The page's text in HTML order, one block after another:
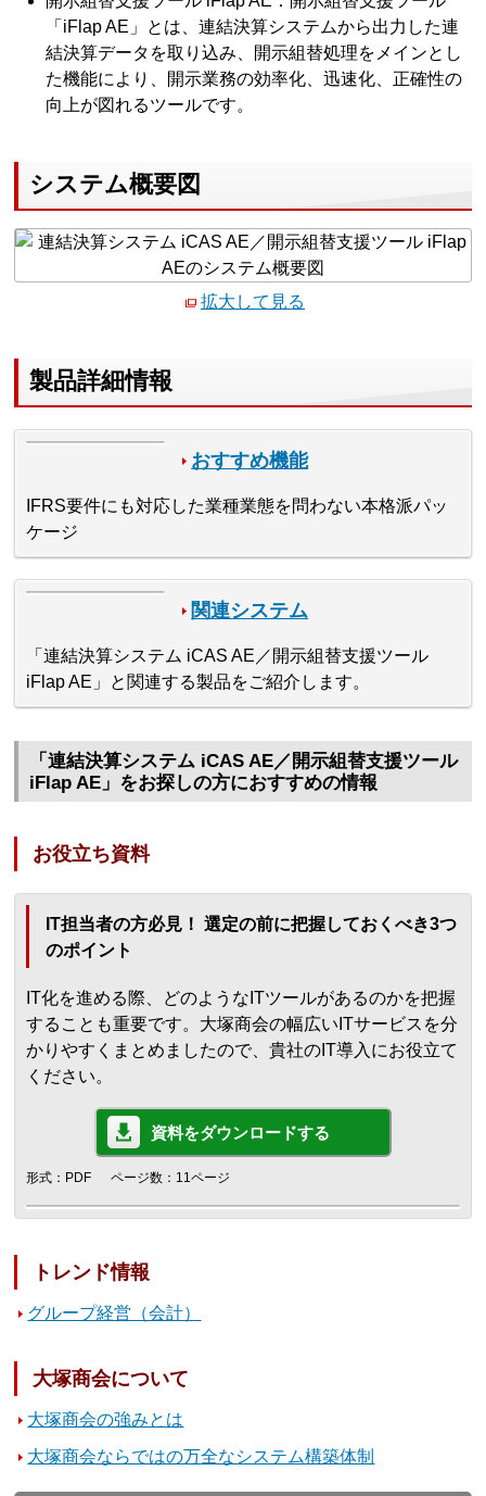
「iFlap AE」とは、連結決算システムから出力した連
結決算データを取り込み、開示組替処理をメインとし
た機能により、開示業務の効率化、迅速化、正確性の
向上が図れるツールです。
システム概要図
拡大して見る
製品詳細情報
おすすめ機能
IFRS要件にも対応した業種業態を問わない本格派パッ
ケージ
関連システム
「連結決算システム iCAS AE／開示組替支援ツール
iFlap AE」と関連する製品をご紹介します。
「連結決算システム iCAS AE／開示組替支援ツール
iFlap AE」をお探しの方におすすめの情報
お役立ち資料
IT担当者の方必見！ 選定の前に把握しておくべき3つ
のポイント
IT化を進める際、どのようなITツールがあるのかを把握
することも重要です。大塚商会の幅広いITサービスを分
かりやすくまとめましたので、貴社のIT導入にお役立て
ください。
資料をダウンロードする
形式：PDF ページ数：11ページ
トレンド情報
グループ経営（会計）
大塚商会について
大塚商会の強みとは
大塚商会ならではの万全なシステム構築体制